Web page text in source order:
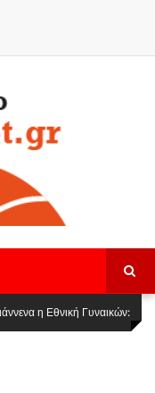
Women Basketball
η Εθνική Γυναικών: